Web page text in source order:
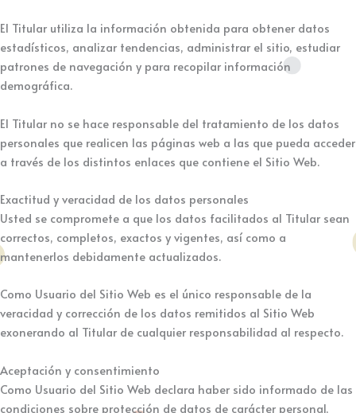
El Titular utiliza la información obtenida para obtener datos
estadísticos, analizar tendencias, administrar el sitio, estudiar
patrones de navegación y para recopilar información
demográfica.
El Titular no se hace responsable del tratamiento de los datos
personales que realicen las páginas web a las que pueda acceder
a través de los distintos enlaces que contiene el Sitio Web.
Exactitud y veracidad de los datos personales
Usted se compromete a que los datos facilitados al Titular sean
correctos, completos, exactos y vigentes, así como a
mantenerlos debidamente actualizados.
Como Usuario del Sitio Web es el único responsable de la
veracidad y corrección de los datos remitidos al Sitio Web
exonerando al Titular de cualquier responsabilidad al respecto.
Aceptación y consentimiento
Como Usuario del Sitio Web declara haber sido informado de las
condiciones sobre protección de datos de carácter personal,